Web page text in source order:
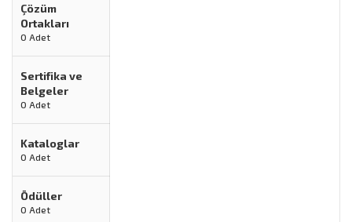
Çözüm
Ortakları
0 Adet
Sertifika ve
Belgeler
0 Adet
Kataloglar
0 Adet
Ödüller
0 Adet